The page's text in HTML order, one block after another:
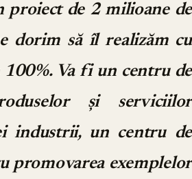
proiect de 2 milioane de
dorim să îl realizăm cu
Va fi un centru de
și serviciilor
industrii, un centru de
promovarea exemplelor